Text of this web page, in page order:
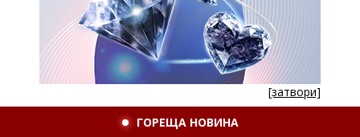
[затвори]
ГОРЕЩА НОВИНА